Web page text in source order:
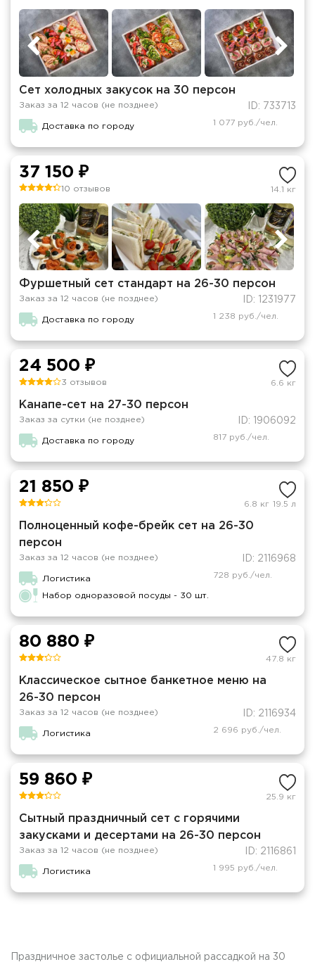
Сет холодных закусок на 30 персон
Заказ за 12 часов (не позднее) ID: 733713
Доставка по городу 1 077 руб./чел.
37 150 ₽
10 отзывов 14.1 кг
Фуршетный сет стандарт на 26-30 персон
Заказ за 12 часов (не позднее) ID: 1231977
Доставка по городу 1 238 руб./чел.
24 500 ₽
3 отзывов 6.6 кг
Канапе-сет на 27-30 персон
Заказ за сутки (не позднее) ID: 1906092
Доставка по городу 817 руб./чел.
21 850 ₽
6.8 кг 19.5 л
Полноценный кофе-брейк сет на 26-30
персон
Заказ за 12 часов (не позднее) ID: 2116968
Логистика
Набор одноразовой посуды - 30 шт.
728 руб./чел.
80 880 ₽
47.8 кг
Классическое сытное банкетное меню на
26-30 персон
Заказ за 12 часов (не позднее) ID: 2116934
Логистика 2 696 руб./чел.
59 860 ₽
25.9 кг
Сытный праздничный сет с горячими
закусками и десертами на 26-30 персон
Заказ за 12 часов (не позднее) ID: 2116861
Логистика 1 995 руб./чел.
Праздничное застолье с официальной рассадкой на 30